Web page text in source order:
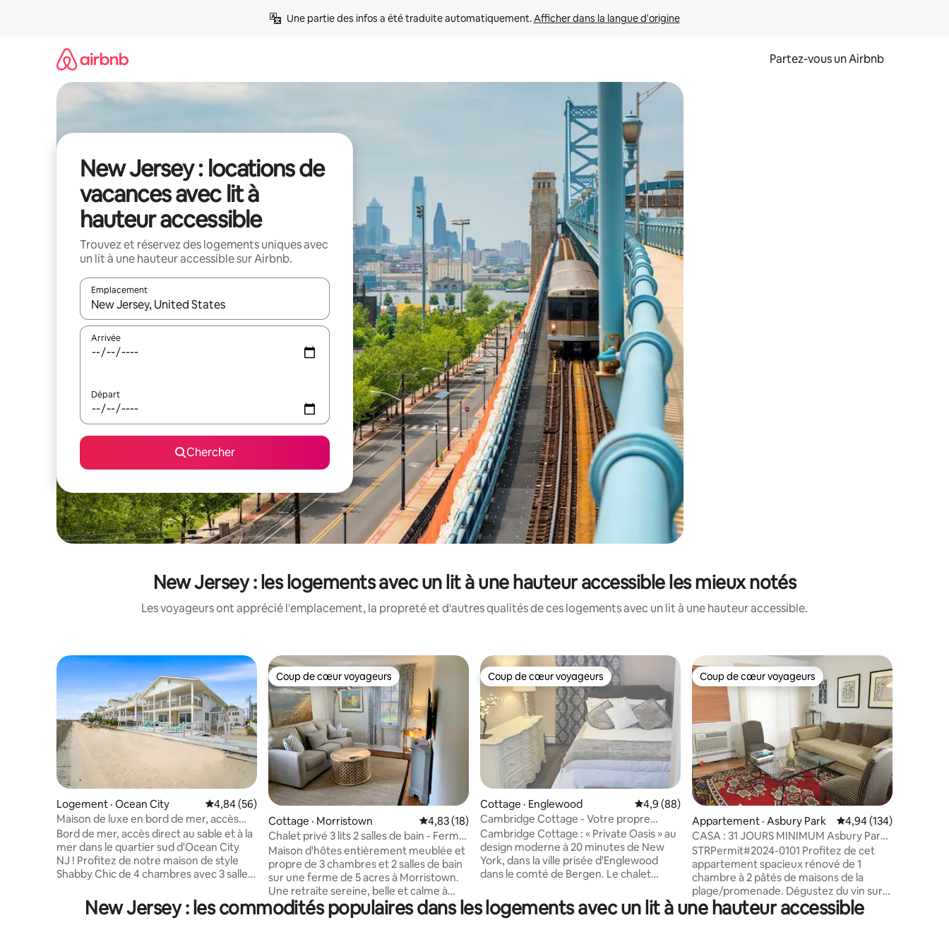
Une partie des infos a été traduite automatiquement. Afficher dans la langue d'origine
Partez-vous un Airbnb
New Jersey : locations de
vacances avec lit à
hauteur accessible
Trouvez et réservez des logements uniques avec
un lit à une hauteur accessible sur Airbnb.
Emplacement
Quand les résultats sont affichés, parcourez-les en utilisant les flèches vers le haut et vers le bas, ou en appuyant dessus et en les faisant glisser.
Arrivée
Départ
Chercher
New Jersey : les logements avec un lit à une hauteur accessible les mieux notés
Les voyageurs ont apprécié l'emplacement, la propreté et d'autres qualités de ces logements avec un lit à une hauteur accessible.
Logement · Ocean City Note moyenne de 4,84 sur 5, 56 commentaires
4,84 (56)
Maison de luxe en bord de mer, accès
direct à la plage, lits neufs
Bord de mer, accès direct au sable et à la
mer dans le quartier sud d'Ocean City
NJ ! Profitez de notre maison de style
Shabby Chic de 4 chambres avec 3 salles
pièce extra large, le tout sur un étage
facile et aéré. Matelas neufs, Internet
Coup de cœur voyageurs
Coup de cœur voyageurs
Cottage · Morristown Note moyenne de 4,83 sur 5, 18 commentaires
4,83 (18)
Chalet privé 3 lits 2 salles de bain - Ferme
calme dans le New Jersey
Maison d'hôtes entièrement meublée et
propre de 3 chambres et 2 salles de bain
sur une ferme de 5 acres à Morristown.
Une retraite sereine, belle et calme à
proximité de Morristown, New York,
l'aéroport de Newark et Summit. Entrée
Coup de cœur voyageurs
Coup de cœur voyageurs
Cottage · Englewood Note moyenne de 4,9 sur 5, 88 commentaires
4,9 (88)
Cambridge Cottage - Votre propre
« oasis privée »
Cambridge Cottage : « Private Oasis » au
design moderne à 20 minutes de New
York, dans la ville prisée d'Englewood
dans le comté de Bergen. Le chalet
Size, d'une salle de bain complète avec
douche à effet pluie et d'un salon avec
Coup de cœur voyageurs
Coup de cœur voyageurs
Appartement · Asbury Park Note moyenne de
4,94 (134)
CASA : 31 JOURS MINIMUM Asbury Park
1 CHAMBRE À 2 PATÉS DE MAISONS DE
LA PLAGE
STRPermit#2024-0101 Profitez de cet
appartement spacieux rénové de 1
chambre à 2 pâtés de maisons de la
plage/promenade. Dégustez du vin sur
le balcon de Juliette, en extérieur.
Préparez un repas dans la cuisine avec
New Jersey : les commodités populaires dans les logements avec un lit à une hauteur accessible